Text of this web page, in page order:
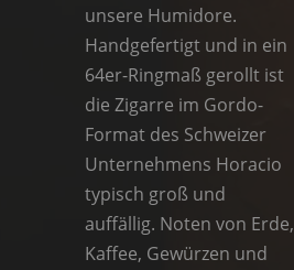
unsere Humidore.
Handgefertigt und in ein
64er-Ringmaß gerollt ist
die Zigarre im Gordo-
Format des Schweizer
Unternehmens Horacio
typisch groß und
auffällig. Noten von Erde,
Kaffee, Gewürzen und